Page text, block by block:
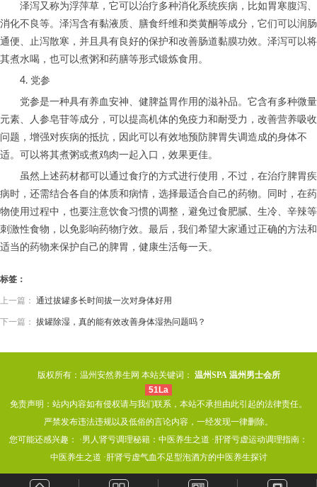
泽泻又称为浮萍草，它可以治疗多种消化系统疾病，比如胃寒腹泻、
消化不良等。泽泻含有黏液质、膳食纤维和类黄酮等成分，它们可以润肠
通便、止泻散寒，并且具有良好的保护和改善肠道黏膜功效。泽泻可以将
其煮水喝，也可以煮粥和药膳等形式锻炼食用。
4. 党参
党参是一种具有养血安神、健脾益胃作用的滋补品。它含有多种微量
元素、人参皂苷等成分，可以提高机体的免疫力和耐受力，改善营养吸收
问题，增强对疾病的抵抗，因此可以有效地预防脾胃失调造成的身体不
适。可以将其煮粥或煮鸡肉一起入口，效果更佳。
虽然上述药材都可以通过食疗的方式进行使用，不过，在治疗脾胃疾
病时，还需结合各自的体质和病情，选择最适合自己的药物。同时，在药
物使用过程中，也要注意饮食习惯的调整，避免过食肥腻、生冷、辛辣等
刺激性食物，以免影响药物疗效。最后，我们希望大家通过正确的方法和
适当的药物来保护自己的脾胃，健康生活每一天。
标签：
上一篇： 通过拔罐多长时间拔一次对身体好用
下一篇： 拔罐除湿，真的能有效改善身体湿热问题吗？
版权所有：温州安然养生网 本站关键词： 温州SPA 温州男士会所
51La
免责声明：站内内容如有侵权请与我们联系，本站不承担由此引起的法律责任。
严禁发布违法违规以及低俗的言论内容，一经发现一律删除。
您可能还感兴趣： ·男人肾亏调理秘籍：中医养生之道 ·肝肾亏虚运动调理指南：
中医养生之道 ·肝肾亏虚气血不足型泡酒方的中医养生探讨